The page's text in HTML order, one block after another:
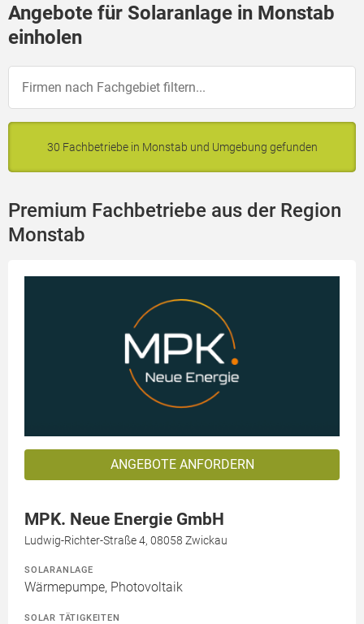
Angebote für Solaranlage in Monstab
einholen
30 Fachbetriebe in Monstab und Umgebung gefunden
Premium Fachbetriebe aus der Region
Monstab
ANGEBOTE ANFORDERN
MPK. Neue Energie GmbH
Ludwig-Richter-Straße 4, 08058 Zwickau
SOLARANLAGE
Wärmepumpe, Photovoltaik
SOLAR TÄTIGKEITEN